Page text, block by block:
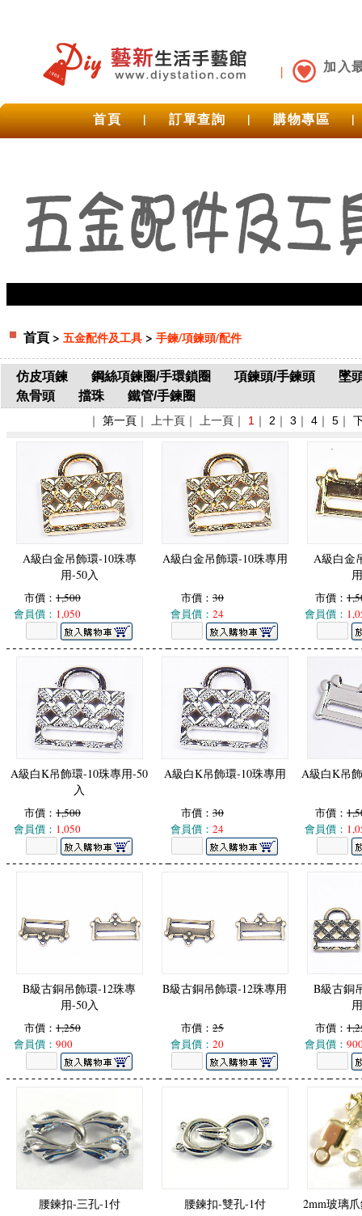
加入
首頁 | 訂單查詢 | 購物專區 |
首頁 > 五金配件及工具 > 手鍊/項鍊頭/配件
仿皮項鍊 鋼絲項鍊圈/手環鎖圈 項鍊頭/手鍊頭
墜
魚骨頭
擋珠 鐵管/手鍊圈
｜ 第一頁 ｜ 上十頁｜ 上一頁｜ 1 ｜ 2 ｜ 3 ｜ 4 ｜ 5 ｜
A級白金吊飾環-10珠專
用-50入
市價： 1,500
會員價： 1,050
A級白金吊飾環-10珠專用
市價： 30
會員價： 24
A級白金
市價：
會員價：
A級白K吊飾環-10珠專用-50
入
市價： 1,500
會員價： 1,050
A級白K吊飾環-10珠專用
市價： 30
會員價： 24
A級白K吊
市價：
會員價：
B級古銅吊飾環-12珠專
用-50入
市價： 1,250
會員價： 900
B級古銅吊飾環-12珠專用
市價： 25
會員價： 20
B級古銅
市價：
會員價：
腰鍊扣-三孔-1付 腰鍊扣-雙孔-1付 2mm玻璃